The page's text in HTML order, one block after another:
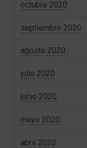
octubre 2020
septiembre 2020
agosto 2020
julio 2020
junio 2020
mayo 2020
abril 2020